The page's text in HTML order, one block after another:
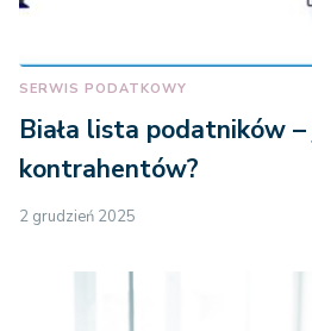
SERWIS PODATKOWY
Biała lista podatników
kontrahentów?
2 grudzień 2025